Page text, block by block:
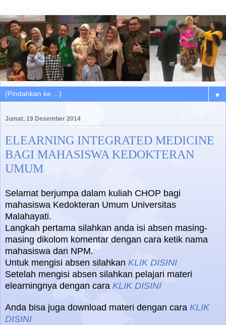
▼
Jumat, 19 Desember 2014
ELEARNING INTEGRATED MEDICINE
BAGI MAHASISWA KEDOKTERAN
UMUM
Selamat berjumpa dalam kuliah CHOP bagi
mahasiswa Kedokteran Umum Universitas
Malahayati.
Langkah pertama silahkan anda isi absen masing-
masing dikolom komentar dengan cara ketik nama
mahasiswa dan NPM.
Untuk mengisi absen silahkan KLIK DISINI
Setelah mengisi absen silahkan pelajari materi
elearningnya dengan cara KLIK DISINI
Anda bisa juga download materi dengan cara KLIK
DISINI